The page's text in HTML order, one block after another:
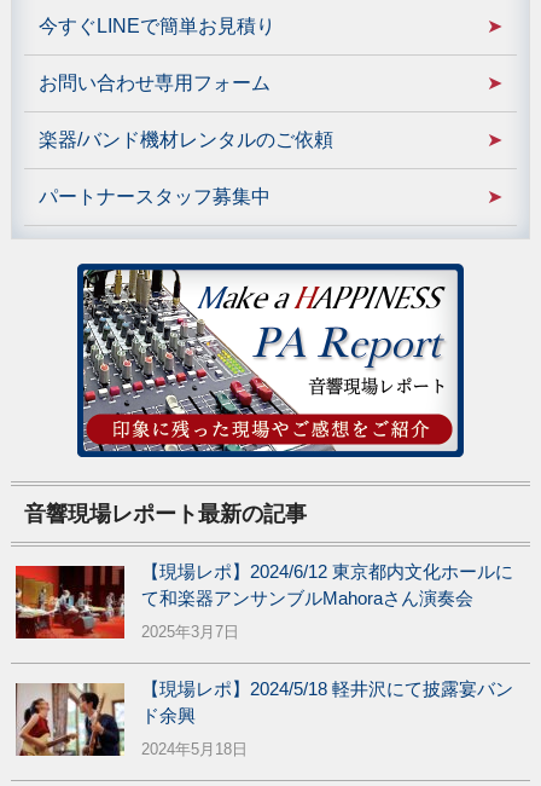
今すぐLINEで簡単お見積り
お問い合わせ専用フォーム
楽器/バンド機材レンタルのご依頼
パートナースタッフ募集中
音響現場レポート最新の記事
【現場レポ】2024/6/12 東京都内文化ホールに
て和楽器アンサンブルMahoraさん演奏会
2025年3月7日
【現場レポ】2024/5/18 軽井沢にて披露宴バン
ド余興
2024年5月18日